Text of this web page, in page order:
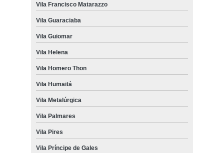
Vila Francisco Matarazzo
Vila Guaraciaba
Vila Guiomar
Vila Helena
Vila Homero Thon
Vila Humaitá
Vila Metalúrgica
Vila Palmares
Vila Pires
Vila Príncipe de Gales